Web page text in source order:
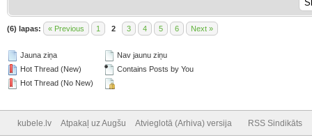
(6) lapas: « Previous 1 2 3 4 5 6 Next »
Jauna ziņa
Hot Thread (New)
Hot Thread (No New)
Nav jaunu ziņu
Contains Posts by You
kubele.lv Atpakaļ uz Augšu Atvieglotā (Arhiva) versija RSS Sindikāts